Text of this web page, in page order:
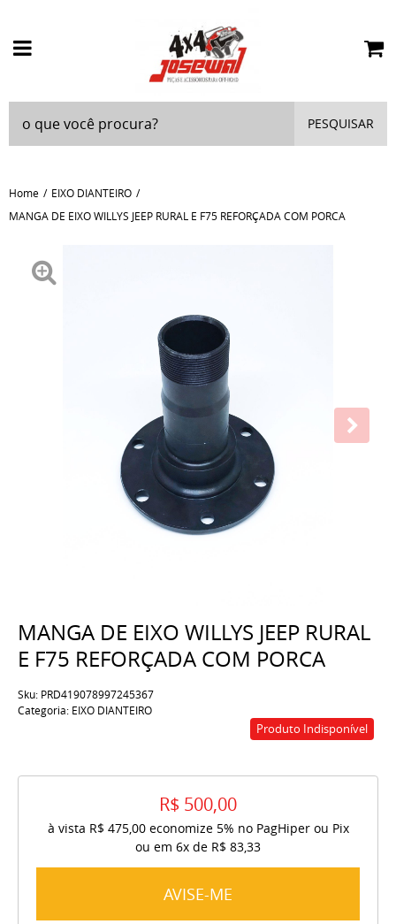
PESQUISAR
Home
EIXO DIANTEIRO
MANGA DE EIXO WILLYS JEEP RURAL E F75 REFORÇADA COM PORCA
MANGA DE EIXO WILLYS JEEP RURAL
E F75 REFORÇADA COM PORCA
Sku: PRD419078997245367
Categoria: EIXO DIANTEIRO
Produto Indisponível
R$ 500,00
à vista R$ 475,00economize 5% no PagHiper ou Pix
ou em 6x de R$ 83,33
AVISE-ME